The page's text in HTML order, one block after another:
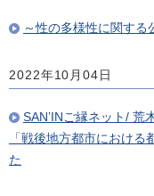
～性の多様性に関する
2022年10月04日
SAN’INご縁ネット/ 荒
「戦後地方都市におけ
た